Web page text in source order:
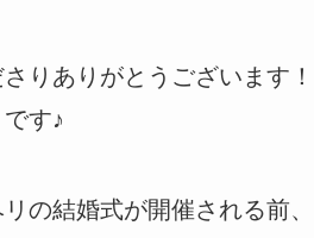
りありがとうございます！
す♪
の結婚式が開催される前